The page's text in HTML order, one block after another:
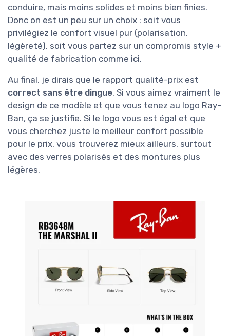
conduire, mais moins solides et moins bien finies.
Donc on est un peu sur un choix : soit vous
privilégiez le confort visuel pur (polarisation,
légèreté), soit vous partez sur un compromis style +
qualité de fabrication comme ici.
Au final, je dirais que le rapport qualité-prix est
correct sans être dingue. Si vous aimez vraiment le
design de ce modèle et que vous tenez au logo Ray-
Ban, ça se justifie. Si le logo vous est égal et que
vous cherchez juste le meilleur confort possible
pour le prix, vous trouverez mieux ailleurs, surtout
avec des verres polarisés et des montures plus
légères.